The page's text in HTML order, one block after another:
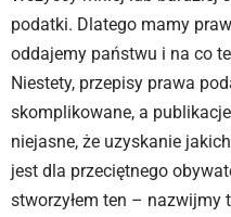
podatki. Dlatego mamy
oddajemy państwu i na co
Niestety, przepisy prawa
skomplikowane, a
niejasne, że uzyskanie
jest dla przeciętnego
stworzyłem ten –